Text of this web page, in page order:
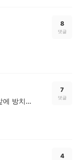
8
댓글
택배 받아놓고 오랫동안 수거하지않고 문앞에 방치하는거 괜찮나요?
7
댓글
4